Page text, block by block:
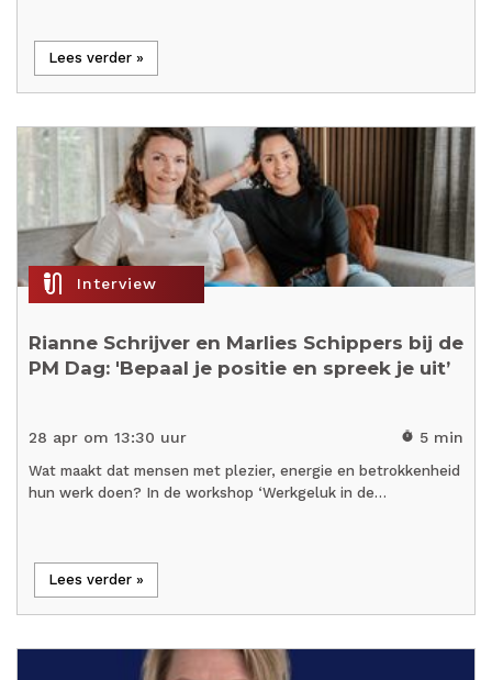
Lees verder »
mic_external_on Interview
Rianne Schrijver en Marlies Schippers bij de
PM Dag: 'Bepaal je positie en spreek je uit’
28 apr om 13:30 uur timer 5 min
Wat maakt dat mensen met plezier, energie en betrokkenheid
hun werk doen? In de workshop ‘Werkgeluk in de…
Lees verder »